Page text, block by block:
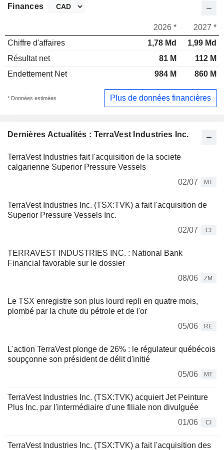
Dernières Actualités : TerraVest Industries Inc.
TerraVest Industries fait l'acquisition de la societe
calgarienne Superior Pressure Vessels
02/07
MT
TerraVest Industries Inc. (TSX:TVK) a fait l'acquisition de
Superior Pressure Vessels Inc.
02/07
CI
TERRAVEST INDUSTRIES INC. : National Bank
Financial favorable sur le dossier
08/06
ZM
Le TSX enregistre son plus lourd repli en quatre mois,
plombé par la chute du pétrole et de l'or
05/06
RE
L'action TerraVest plonge de 26% : le régulateur québécois
soupçonne son président de délit d'initié
05/06
MT
TerraVest Industries Inc. (TSX:TVK) acquiert Jet Peinture
Plus Inc. par l'intermédiaire d'une filiale non divulguée
01/06
CI
TerraVest Industries Inc. (TSX:TVK) a fait l'acquisition des
Finances
2026 *
2027 *
Chiffre d'affaires
1,78 Md
1,99 Md
Résultat net
81 M
112 M
Endettement Net
984 M 860 M
* Données estimées Plus de données financières